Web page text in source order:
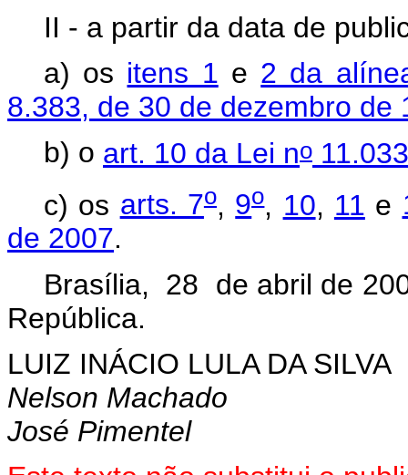
II - a partir da data de
a) os itens 1 e 2 da
8.383, de 30 de dezembro de
b) o art. 10 da Lei no
c) os arts. 7o, 9o, 10, 11 e
de 2007.
Brasília, 28 de abril de
República.
LUIZ INÁCIO LULA DA SILVA
Nelson Machado
José Pimentel